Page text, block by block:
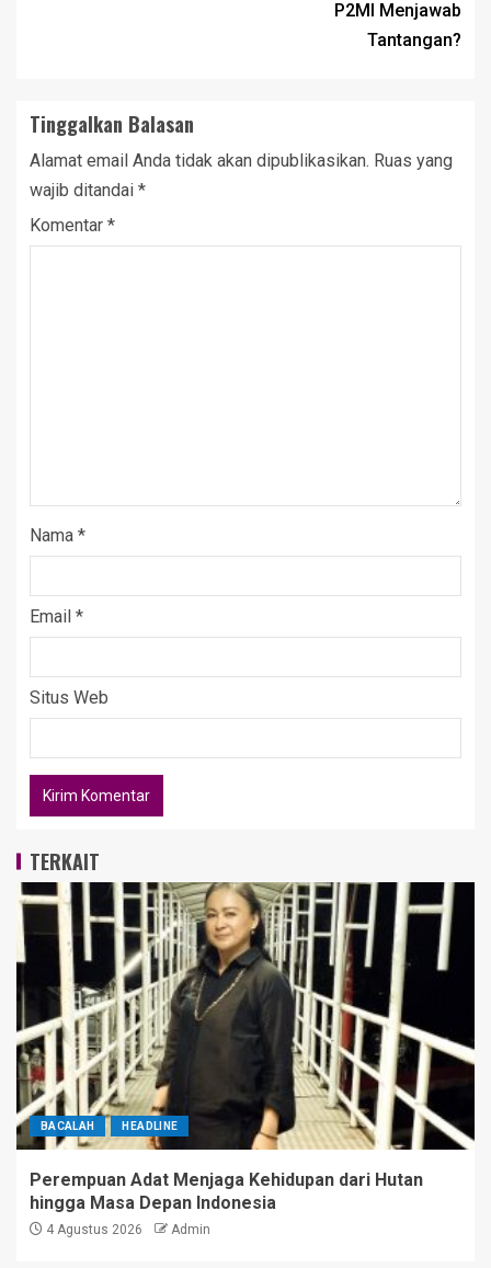
P2MI Menjawab
Tantangan?
Tinggalkan Balasan
Alamat email Anda tidak akan dipublikasikan. Ruas yang
wajib ditandai *
Komentar *
Nama *
Email *
Situs Web
TERKAIT
BACALAH HEADLINE
Perempuan Adat Menjaga Kehidupan dari Hutan
hingga Masa Depan Indonesia
4 Agustus 2026 Admin